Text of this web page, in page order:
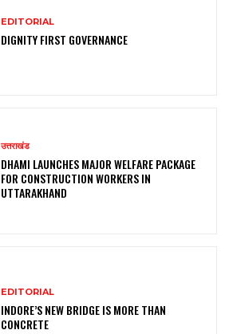
EDITORIAL
DIGNITY FIRST GOVERNANCE
उत्तराखंड
DHAMI LAUNCHES MAJOR WELFARE PACKAGE
FOR CONSTRUCTION WORKERS IN
UTTARAKHAND
EDITORIAL
INDORE’S NEW BRIDGE IS MORE THAN
CONCRETE